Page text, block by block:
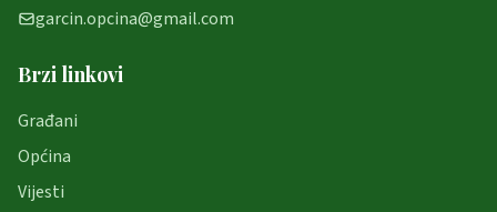
garcin.opcina@gmail.com
Brzi linkovi
Građani
Općina
Vijesti